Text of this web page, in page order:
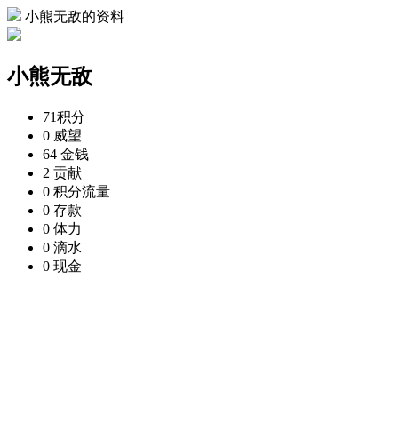
小熊无敌的资料
小熊无敌
71积分
0 威望
64 金钱
2 贡献
0 积分流量
0 存款
0 体力
0 滴水
0 现金